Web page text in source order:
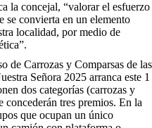
la concejal, “valorar el esfuerzo
se convierta en un elemento
localidad, por medio de
de Carrozas y Comparsas de las
Señora 2025 arranca este 1
dos categorías (carrozas y
concederán tres premios. En la
que ocupan un único